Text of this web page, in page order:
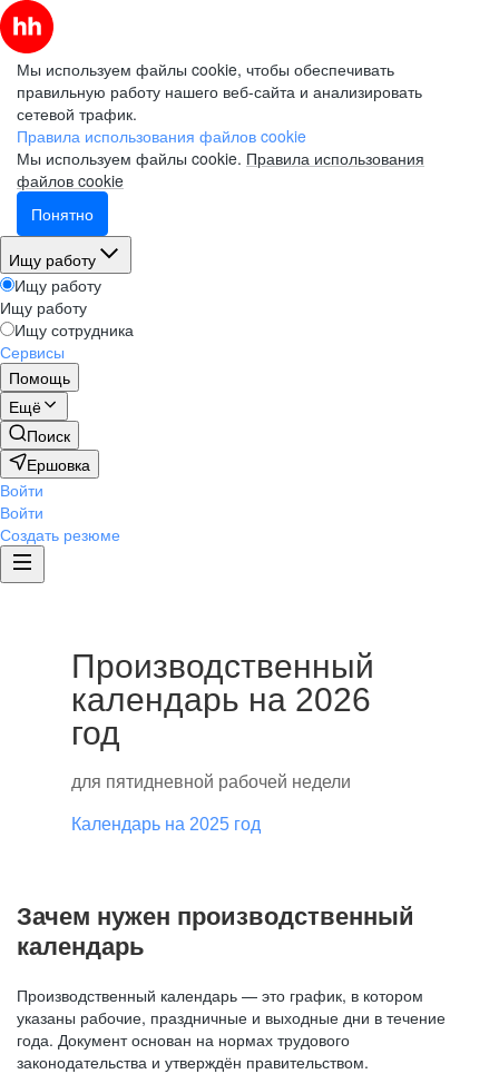
Мы используем файлы cookie, чтобы обеспечивать
правильную работу нашего веб-сайта и анализировать
сетевой трафик.
Правила использования файлов cookie
Мы используем файлы cookie. Правила использования
файлов cookie
Понятно
Ищу работу
Ищу работу
Ищу работу
Ищу сотрудника
Сервисы
Помощь
Ещё
Поиск
Ершовка
Войти
Войти
Создать резюме
Производственный
календарь на 2026
год
для пятидневной рабочей недели
Календарь на 2025 год
Зачем нужен производственный
календарь
Производственный календарь — это график, в котором
указаны рабочие, праздничные и выходные дни в течение
года. Документ основан на нормах трудового
законодательства и утверждён правительством.